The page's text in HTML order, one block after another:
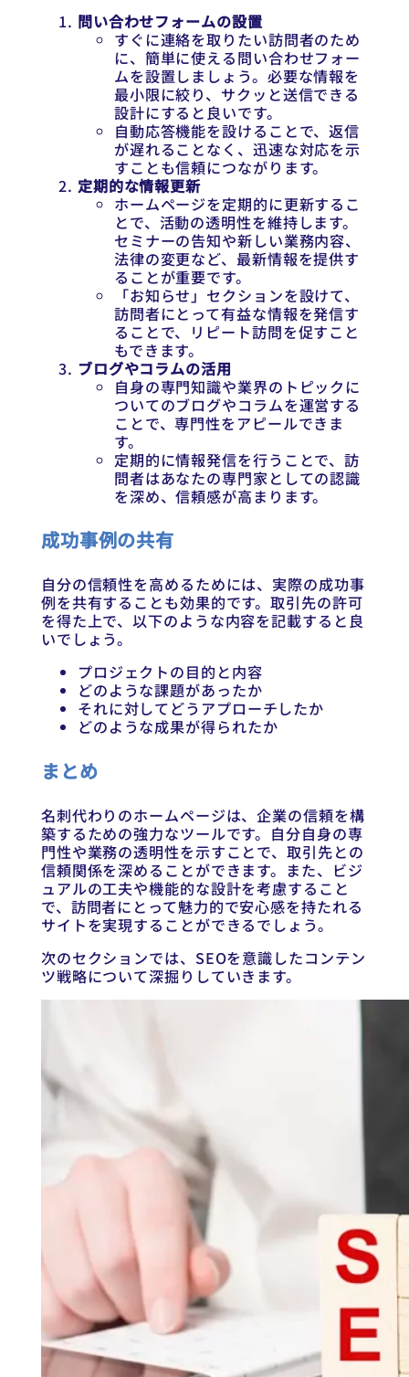
問い合わせフォームの設置
すぐに連絡を取りたい訪問者のため
に、簡単に使える問い合わせフォー
ムを設置しましょう。必要な情報を
最小限に絞り、サクッと送信できる
設計にすると良いです。
自動応答機能を設けることで、返信
が遅れることなく、迅速な対応を示
すことも信頼につながります。
定期的な情報更新
ホームページを定期的に更新するこ
とで、活動の透明性を維持します。
セミナーの告知や新しい業務内容、
法律の変更など、最新情報を提供す
ることが重要です。
「お知らせ」セクションを設けて、
訪問者にとって有益な情報を発信す
ることで、リピート訪問を促すこと
もできます。
ブログやコラムの活用
自身の専門知識や業界のトピックに
ついてのブログやコラムを運営する
ことで、専門性をアピールできま
す。
定期的に情報発信を行うことで、訪
問者はあなたの専門家としての認識
を深め、信頼感が高まります。
成功事例の共有
自分の信頼性を高めるためには、実際の成功事
例を共有することも効果的です。取引先の許可
を得た上で、以下のような内容を記載すると良
いでしょう。
プロジェクトの目的と内容
どのような課題があったか
それに対してどうアプローチしたか
どのような成果が得られたか
まとめ
名刺代わりのホームページは、企業の信頼を構
築するための強力なツールです。自分自身の専
門性や業務の透明性を示すことで、取引先との
信頼関係を深めることができます。また、ビジ
ュアルの工夫や機能的な設計を考慮すること
で、訪問者にとって魅力的で安心感を持たれる
サイトを実現することができるでしょう。
次のセクションでは、SEOを意識したコンテン
ツ戦略について深掘りしていきます。